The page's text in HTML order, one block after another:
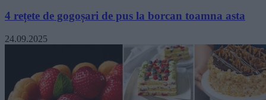
4 rețete de gogoșari de pus la borcan toamna asta
24.09.2025